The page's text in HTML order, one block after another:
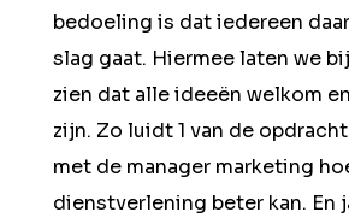
bedoeling is dat iedereen
slag gaat. Hiermee laten we
zien dat alle ideeën welkom
zijn. Zo luidt 1 van de
met de manager marketing
dienstverlening beter kan. En